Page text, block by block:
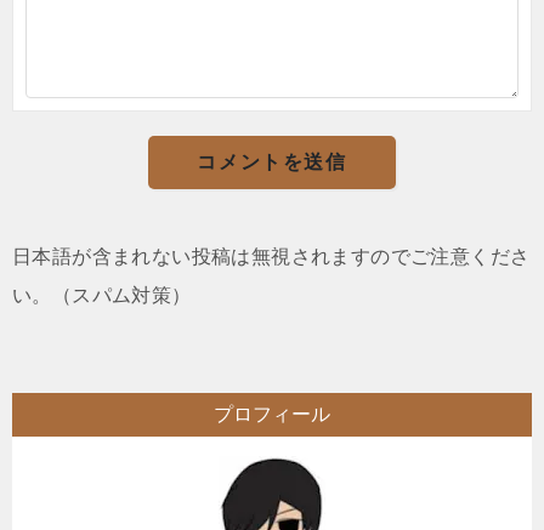
日本語が含まれない投稿は無視されますのでご注意くださ
い。（スパム対策）
プロフィール